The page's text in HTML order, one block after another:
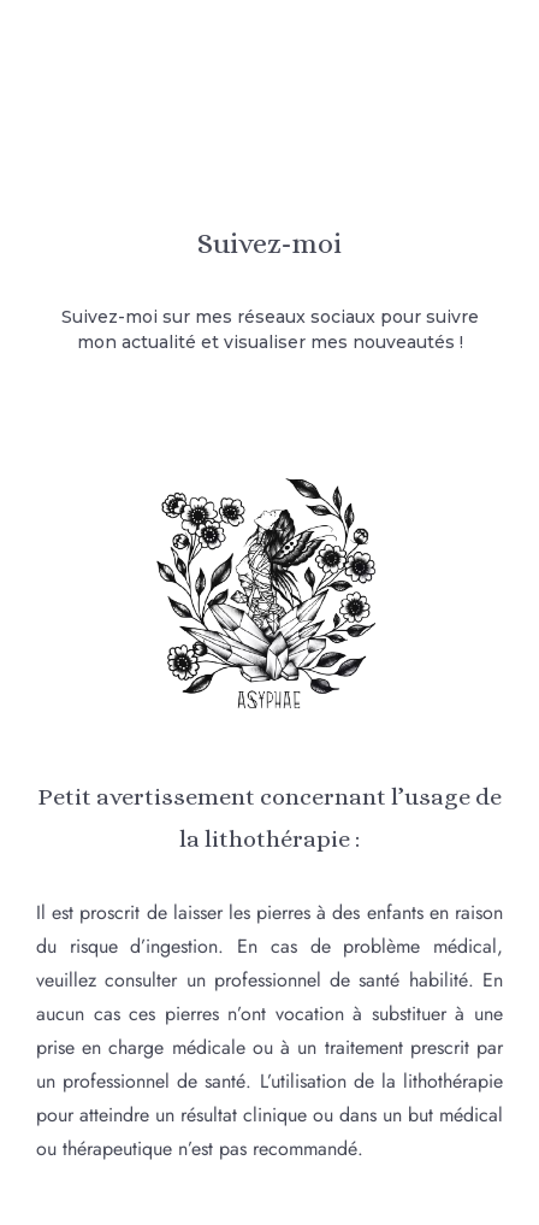
Suivez-moi
Suivez-moi sur mes réseaux sociaux pour suivre
mon actualité et visualiser mes nouveautés !
Petit avertissement concernant l’usage de
la lithothérapie :
Il est proscrit de laisser les pierres à des enfants en raison
du risque d’ingestion. En cas de problème médical,
veuillez consulter un professionnel de santé habilité. En
aucun cas ces pierres n’ont vocation à substituer à une
prise en charge médicale ou à un traitement prescrit par
un professionnel de santé. L’utilisation de la lithothérapie
pour atteindre un résultat clinique ou dans un but médical
ou thérapeutique n’est pas recommandé.